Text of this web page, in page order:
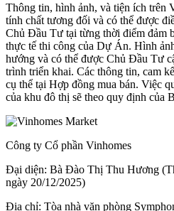
Thông tin, hình ảnh, và tiện ích trên
tính chất tương đối và có thể được
Chủ Đầu Tư tại từng thời điểm đảm
thực tế thi công của Dự Án. Hình
hướng và có thể được Chủ Đầu Tư
trình triển khai. Các thông tin, cam
cụ thể tại Hợp đồng mua bán. Việc
của khu đô thị sẽ theo quy định của
Công ty Cổ phần Vinhomes
Đại diện: Bà Đào Thị Thu Hương
ngày 20/12/2025)
Địa chỉ: Tòa nhà văn phòng